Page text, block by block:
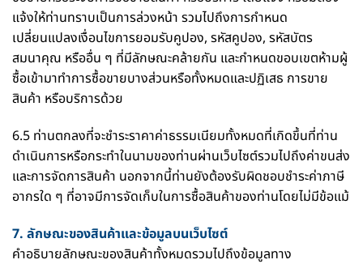
แจ้งให้ท่านทราบเป็นการล่วงหน้า รวมไปถึงการกำหนด
เปลี่ยนแปลงเงื่อนไขการยอมรับคูปอง, รหัสคูปอง, รหัสบัตร
สมนาคุณ หรืออื่น ๆ ที่มีลักษณะคล้ายกัน และกำหนดขอบเขตห้ามผู้
ซื้อเข้ามาทำการซื้อขายบางส่วนหรือทั้งหมดและปฏิเสธ การขาย
สินค้า หรือบริการด้วย
6.5 ท่านตกลงที่จะชำระราคาค่าธรรมเนียมทั้งหมดที่เกิดขึ้นที่ท่าน
ดำเนินการหรือกระทำในนามของท่านผ่านเว็บไซต์รวมไปถึงค่าขนส่ง
และการจัดการสินค้า นอกจากนี้ท่านยังต้องรับผิดชอบชำระค่าภาษี
อากรใด ๆ ที่อาจมีการจัดเก็บในการซื้อสินค้าของท่านโดยไม่มีข้อแม้
7. ลักษณะของสินค้าและข้อมูลบนเว็บไซต์
คำอธิบายลักษณะของสินค้าทั้งหมดรวมไปถึงข้อมูลทาง